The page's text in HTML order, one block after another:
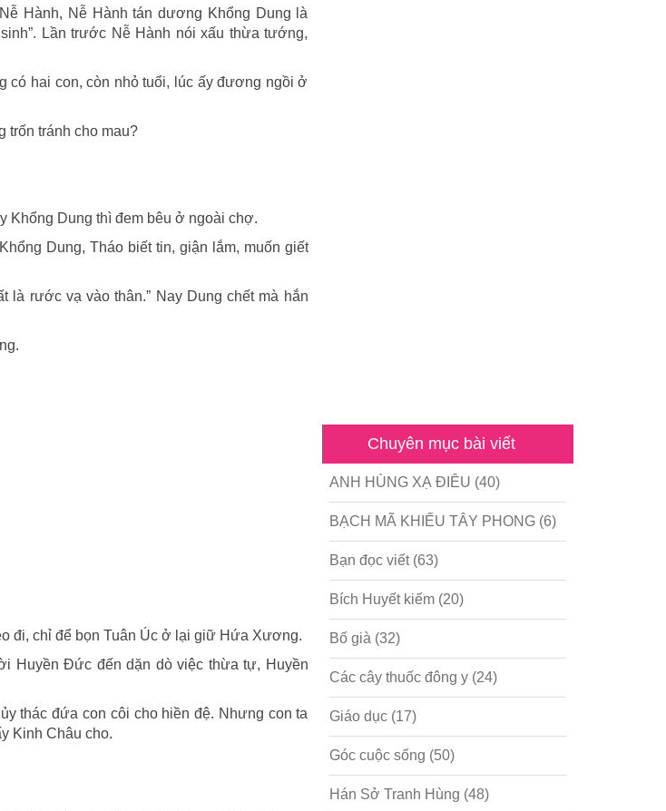
Hành, Nễ Hành tán dương Khổng Dung là
Lần trước Nễ Hành nói xấu thừa tướng,
có hai con, còn nhỏ tuổi, lúc ấy đương ngồi ở
trốn tránh cho mau?
Khổng Dung thì đem bêu ở ngoài chợ.
Dung, Tháo biết tin, giận lắm, muốn giết
là rước vạ vào thân.” Nay Dung chết mà hắn
đi, chỉ để bọn Tuân Úc ở lại giữ Hứa Xương.
Huyền Đức đến dặn dò việc thừa tự, Huyền
thác đứa con côi cho hiền đệ. Nhưng con ta
Kinh Châu cho.
Chuyên mục bài viết
ANH HÙNG XẠ ĐIÊU (40)
BẠCH MÃ KHIẾU TÂY PHONG(6)
Bạn đọc viết(63)
Bích Huyết kiếm(20)
Bố già (32)
Các cây thuốc đông y(24)
Giáo dục(17)
Góc cuộc sống (50)
Hán Sở Tranh Hùng (48)